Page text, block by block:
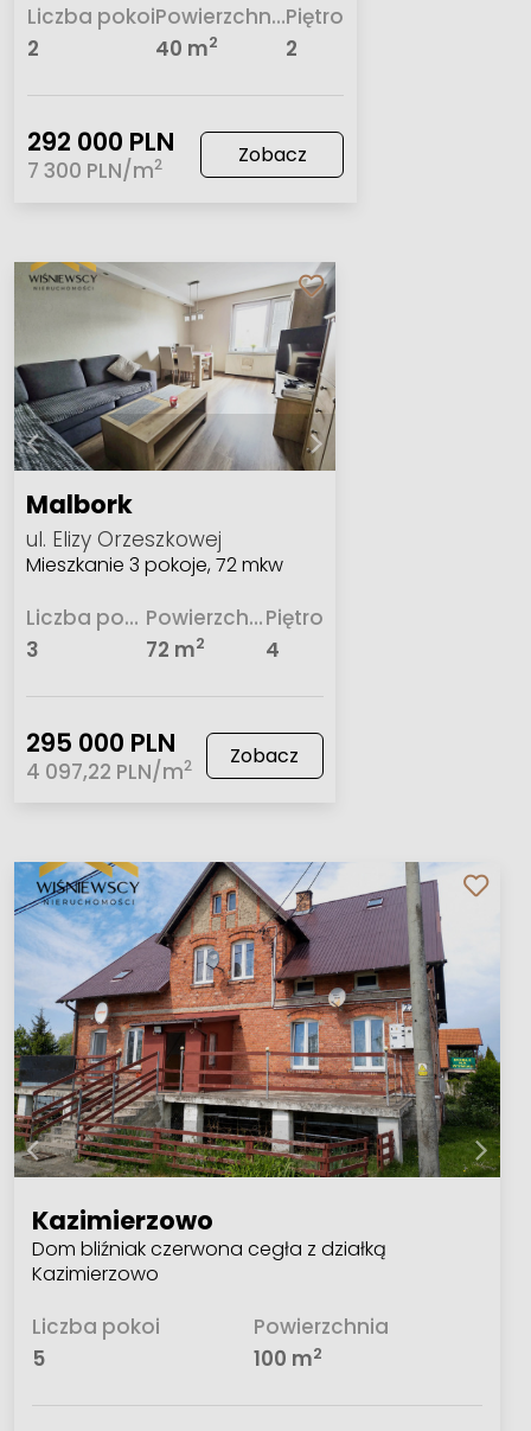
Liczba pokoi
2
Powierzchnia
40 m2
Piętro
2
292 000 PLN
7 300 PLN/m2 Zobacz
Malbork
ul. Elizy Orzeszkowej
Mieszkanie 3 pokoje, 72 mkw
Liczba pokoi
3
Powierzchnia
72 m2
Piętro
4
295 000 PLN
4 097,22 PLN/m2 Zobacz
Kazimierzowo
Dom bliźniak czerwona cegła z działką
Kazimierzowo
Liczba pokoi
5
Powierzchnia
100 m2